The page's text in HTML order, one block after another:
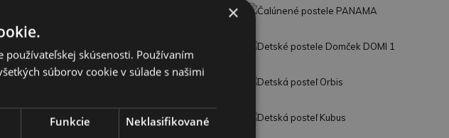
Čalúnené postele PANAMA
Detské postele Domček DOMI 1
Detská posteľ Orbis
Detská posteľ Kubus 1 Detská posteľ Kubus
×
skúsenosti. Používaním
súborov cookie v súlade s našimi
Funkcie Neklasifikované